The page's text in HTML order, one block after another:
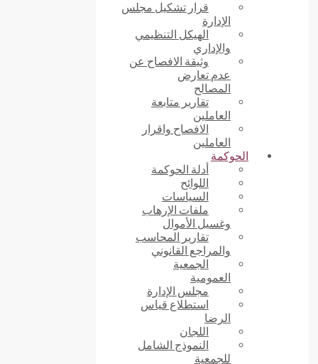
قرار تشكيل مجلس
الإدارة
الهيكل التنظيمي
والإداري
وثيقة الافصاح عن
عدم تعارض
المصالح
تقارير متابعة
العاملين
الافصاح واقرار
العاملين
الحوكمة
أدلة الحوكمة
اللوائح
السياسات
ملفات الإرهاب
وغسيل الأموال
تقارير المحاسب
والمراجع القانوني
الجمعية
العمومية
مجلس الإدارة
استطلاع قياس
الرضا
اللجان
النموذج الشامل
للجمعية